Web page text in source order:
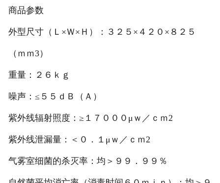
商品参数
外型尺寸（Ｌ×Ｗ×Ｈ）：３２５×４２０×８２５
（ｍｍ3）
重量：２６ｋｇ
噪声：≤５５ｄＢ（Ａ）
紫外线辐射照度：≥１７０００μｗ／ｃｍ2
紫外线泄漏量：＜０．１μｗ／ｃｍ2
气雾室细菌的杀灭率：均＞９９．９９％